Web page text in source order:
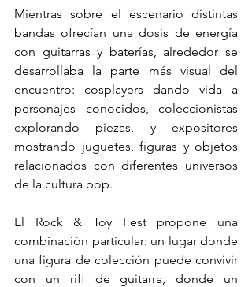
Mientras sobre el escenario distintas
bandas ofrecían una dosis de energía
con guitarras y baterías, alrededor se
desarrollaba la parte más visual del
encuentro: cosplayers dando vida a
personajes conocidos, coleccionistas
explorando piezas, y expositores
mostrando juguetes, figuras y objetos
relacionados con diferentes universos
de la cultura pop.
El Rock & Toy Fest propone una
combinación particular: un lugar donde
una figura de colección puede convivir
con un riff de guitarra, donde un